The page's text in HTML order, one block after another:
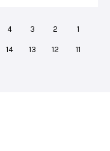
1
2
3
4
11
12
13
14